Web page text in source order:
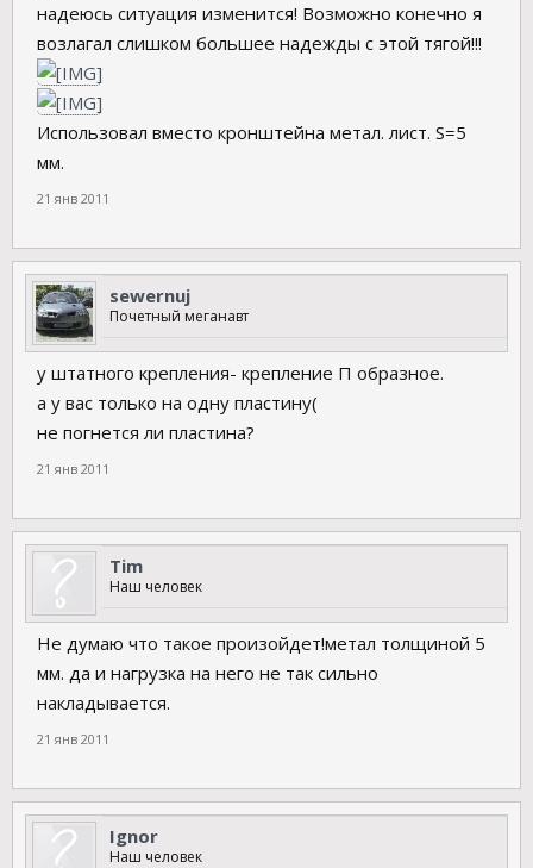
надеюсь ситуация изменится! Возможно конечно я
возлагал слишком большее надежды с этой тягой!!!
Использовал вместо кронштейна метал. лист. S=5
мм.
21 янв 2011
sewernuj
Почетный меганавт
у штатного крепления- крепление П образное.
а у вас только на одну пластину(
не погнется ли пластина?
21 янв 2011
Tim
Наш человек
Не думаю что такое произойдет!метал толщиной 5
мм. да и нагрузка на него не так сильно
накладывается.
21 янв 2011
Ignor
Наш человек